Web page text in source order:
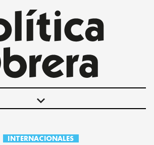
keyboard_arrow_down
POLÍTICAS
INTERNACIONALES